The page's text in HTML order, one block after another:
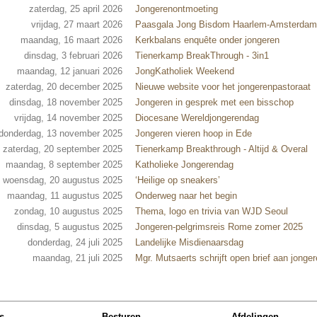
zaterdag, 25 april 2026
Jongerenontmoeting
vrijdag, 27 maart 2026
Paasgala Jong Bisdom Haarlem-Amsterdam
maandag, 16 maart 2026
Kerkbalans enquête onder jongeren
dinsdag, 3 februari 2026
Tienerkamp BreakThrough - 3in1
maandag, 12 januari 2026
JongKatholiek Weekend
zaterdag, 20 december 2025
Nieuwe website voor het jongerenpastoraat
dinsdag, 18 november 2025
Jongeren in gesprek met een bisschop
vrijdag, 14 november 2025
Diocesane Wereldjongerendag
13 november 2025
Jongeren vieren hoop in Ede
zaterdag, 20 september 2025
Tienerkamp Breakthrough - Altijd & Overal
maandag, 8 september 2025
Katholieke Jongerendag
woensdag, 20 augustus 2025
‘Heilige op sneakers’
maandag, 11 augustus 2025
Onderweg naar het begin
zondag, 10 augustus 2025
Thema, logo en trivia van WJD Seoul
dinsdag, 5 augustus 2025
Jongeren-pelgrimsreis Rome zomer 2025
donderdag, 24 juli 2025
Landelijke Misdienaarsdag
maandag, 21 juli 2025
Mgr. Mutsaerts schrijft open brief aan